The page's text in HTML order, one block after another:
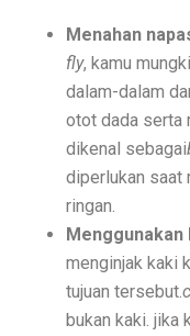
Indeks
Semua
Cara
Menahan
fly, kamu
dalam-dalam
otot dada serta
dikenal sebagai
diperlukan saat
ringan.
Menggunakan
menginjak kaki
tujuan tersebut.
bukan kaki. jika